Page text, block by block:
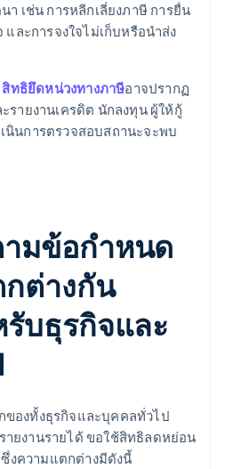
า เช่น การหลีกเลี่ยงภาษี การยื่น
ละการจงใจไม่เก็บหรือนำส่ง
สิทธิยึดหน่วงทางภาษีอาจปรากฏ
ายงานเครดิต นักลงทุน ผู้ให้กู้
นินการตรวจสอบสถานะจะพบ
มข้อกำหนด
ต่างกัน
รับธุรกิจและ
องทั้งธุรกิจและบุคคลทั่วไป
ยงานรายได้ ขอใช้สิทธิลดหย่อน
งความแตกต่างมีดังนี้